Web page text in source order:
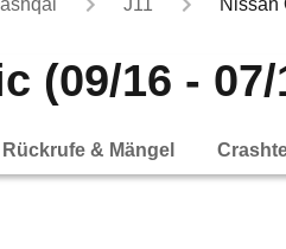
J11 Nissan
(09/16 - 07/
Rückrufe & Mängel